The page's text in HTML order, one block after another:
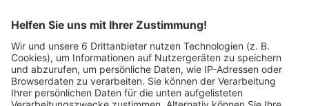
79219 Staufen
Telefon: 07633 / 82816
Email:info@colline-domino.de